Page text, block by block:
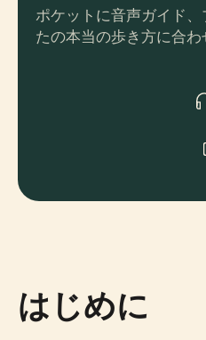
ポケットに音声ガイド
たの本当の歩き方に合わ
はじめに